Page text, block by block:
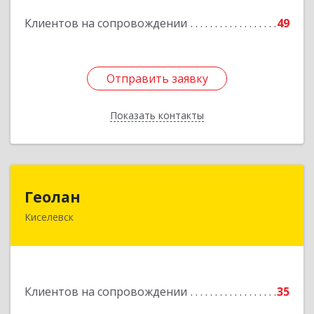
Клиентов на сопровождении 49
Отправить заявку
Показать контакты
Подробнее
Отправить заявку
Назад
Геолан
Киселевск
Клиентов на сопровождении 35